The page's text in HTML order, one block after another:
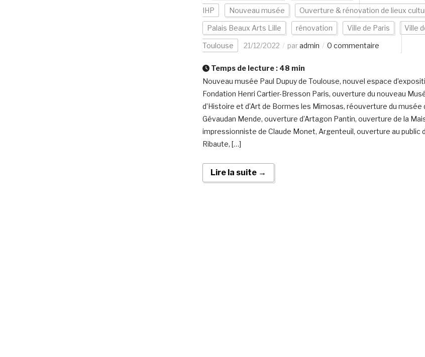
IHP Nouveau musée Ouverture & rénovation de lieux
Palais Beaux Arts Lille rénovation Ville de Paris Ville
Toulouse 21/12/2022 paradmin 0 commentaire
Temps de lecture : 48 min
Nouveau musée Paul Dupuy de Toulouse, nouvel espace
Fondation Henri Cartier-Bresson Paris, ouverture du nouveau
d’Histoire et d’Art de Bormes les Mimosas, réouverture du musée
Gévaudan Mende, ouverture d’Artagon Pantin, ouverture de la
impressionniste de Claude Monet, Argenteuil, ouverture au public
Ribaute, […]
Lire la suite →